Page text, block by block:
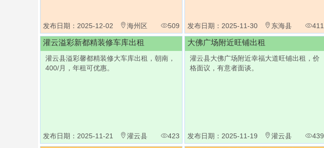
发布日期：2025-12-02 海州区 509 发布日期：2025-11-30 东海县 411
灌云溢彩新都精装修车库出租
灌云县溢彩馨都精装修大车库出租，朝南，
400/月，年租可优惠。
发布日期：2025-11-21 灌云县 423
大佛广场附近旺铺出租
灌云县大佛广场附近幸福大道旺铺出租，价
格面议，有意者面谈。
发布日期：2025-11-19 灌云县 439